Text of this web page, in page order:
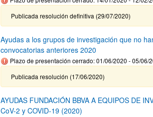
Publicada resolución definitiva (29/07/2020)
Ayudas a los grupos de investigación que no
convocatorias anteriores 2020
Plazo de presentación cerrado: 01/06/2020 - 05/06/
Publicada resolución (17/06/2020)
AYUDAS FUNDACIÓN BBVA A EQUIPOS DE
CoV-2 y COVID-19 (2020)